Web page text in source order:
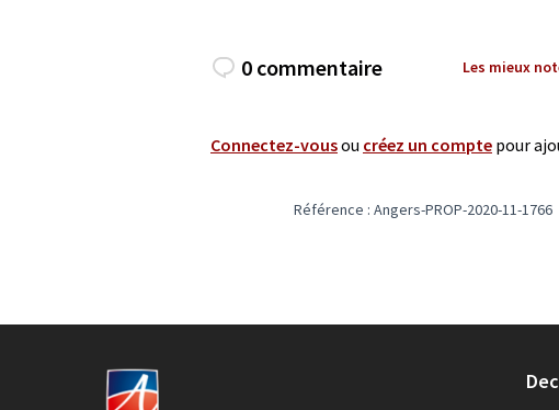
0 commentaire Les mieux
Connectez-vousou créez un compte pour
Référence : Angers-PROP-2020-11-1766